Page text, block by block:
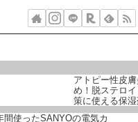
アトピー性皮
め！脱ステロ
策に使える保
間使ったSANYOの電気カ